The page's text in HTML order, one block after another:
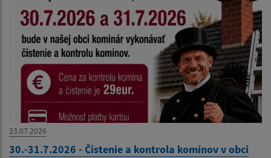
23.07.2026
30.-31.7.2026 - Čistenie a kontrola komínov v obci